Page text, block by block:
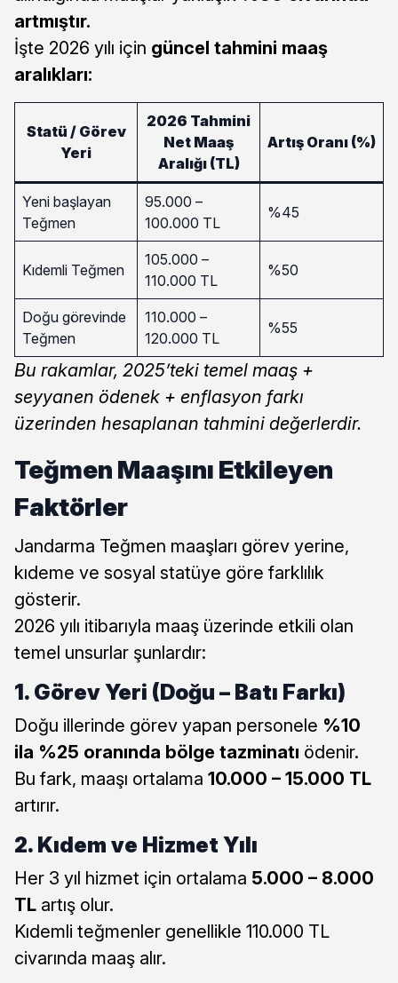
artmıştır.
İşte 2026 yılı için güncel tahmini maaş
aralıkları:
Statü / Görev
Yeri
2026 Tahmini
Net Maaş
Aralığı (TL)
Artış Oranı (%)
Yeni başlayan
Teğmen
95.000 –
100.000 TL
%45
Kıdemli Teğmen
105.000 –
110.000 TL
%50
Doğu görevinde
Teğmen
110.000 –
120.000 TL
%55
Bu rakamlar, 2025’teki temel maaş +
seyyanen ödenek + enflasyon farkı
üzerinden hesaplanan tahmini değerlerdir.
Teğmen Maaşını Etkileyen
Faktörler
Jandarma Teğmen maaşları görev yerine,
kıdeme ve sosyal statüye göre farklılık
gösterir.
2026 yılı itibarıyla maaş üzerinde etkili olan
temel unsurlar şunlardır:
1. Görev Yeri (Doğu – Batı Farkı)
Doğu illerinde görev yapan personele %10
ila %25 oranında bölge tazminatı ödenir.
Bu fark, maaşı ortalama 10.000 – 15.000 TL
artırır.
2. Kıdem ve Hizmet Yılı
Her 3 yıl hizmet için ortalama 5.000 – 8.000
TL artış olur.
Kıdemli teğmenler genellikle 110.000 TL
civarında maaş alır.